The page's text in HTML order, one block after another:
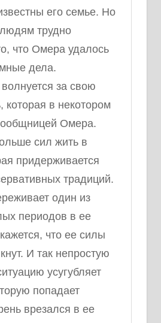
его семье. Но
трудно
что Омера удалось
дела.
за свою
которая в некотором
Омера.
сил жить в
придерживается
традиций.
один из
периодов в ее
что ее силы
И так непростую
усугубляет
попадает
врезался в ее